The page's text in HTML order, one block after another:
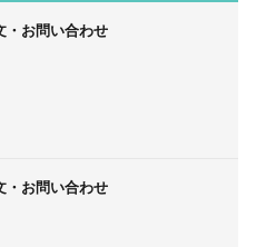
・お問い合わせ
・お問い合わせ